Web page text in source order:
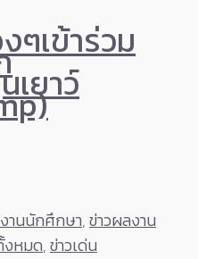
ๆเข้าร่วม
เยาว์
านนักศึกษา,ข่าวผลงาน
งหมด,ข่าวเด่น